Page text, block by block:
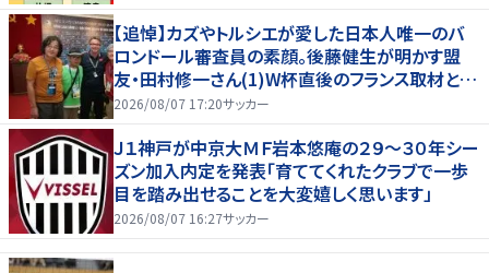
【追悼】カズやトルシエが愛した日本人唯一のバ
ロンドール審査員の素顔。後藤健生が明かす盟
友・田村修一さん(1)W杯直後のフランス取材とオ
マール海老事件
2026/08/07 17:20サッカー
Ｊ１神戸が中京大ＭＦ岩本悠庵の２９～３０年シー
ズン加入内定を発表「育ててくれたクラブで一歩
目を踏み出せることを大変嬉しく思います」
2026/08/07 16:27サッカー